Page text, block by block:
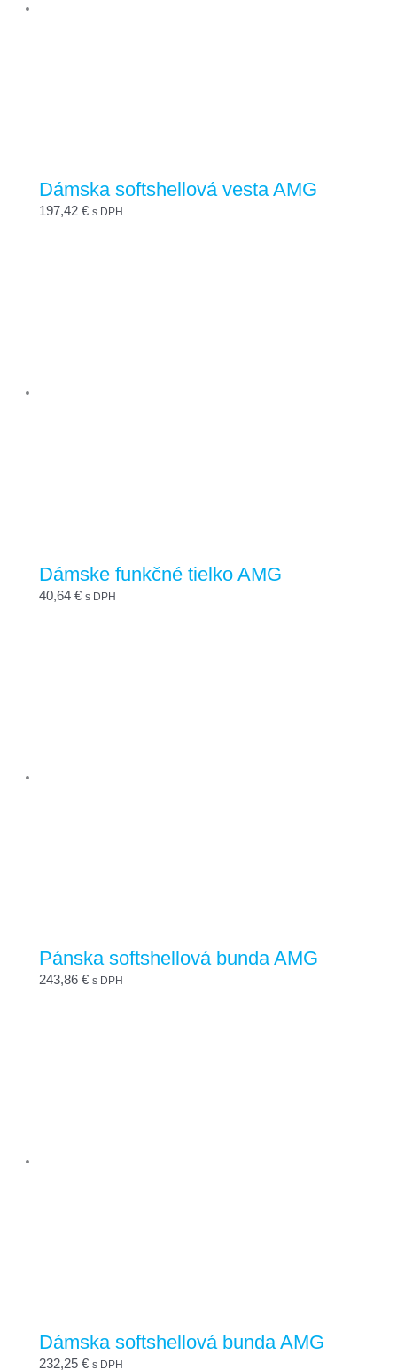
Dámska softshellová vesta AMG
197,42 € s DPH
Dámske funkčné tielko AMG
40,64 € s DPH
Pánska softshellová bunda AMG
243,86 € s DPH
Dámska softshellová bunda AMG
232,25 € s DPH